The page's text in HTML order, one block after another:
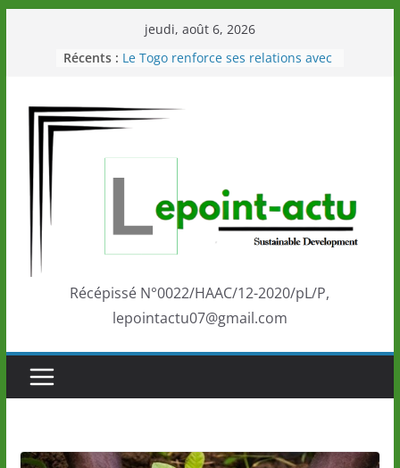
jeudi, août 6, 2026
Récents : Le Togo renforce ses relations avec
Éléphants en Côte d’Ivoire
LOTO DETENTE”, un nouveau tirage
marque de confiance au Togo sur
la scène internationale au-delà des
performances de ses athlètes
Togo: Que retenir de la politique
éducation et de l’ambition de
Récépissé N°0022/HAAC/12-2020/pL/P,
lepointactu07@gmail.com